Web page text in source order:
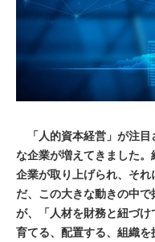
「人的資本経営」が注目
な企業が増えてきました
企業が取り上げられ、そ
だ、この大きな動きの中
が、「人材を財務と紐づけ
育てる、配置する、組織